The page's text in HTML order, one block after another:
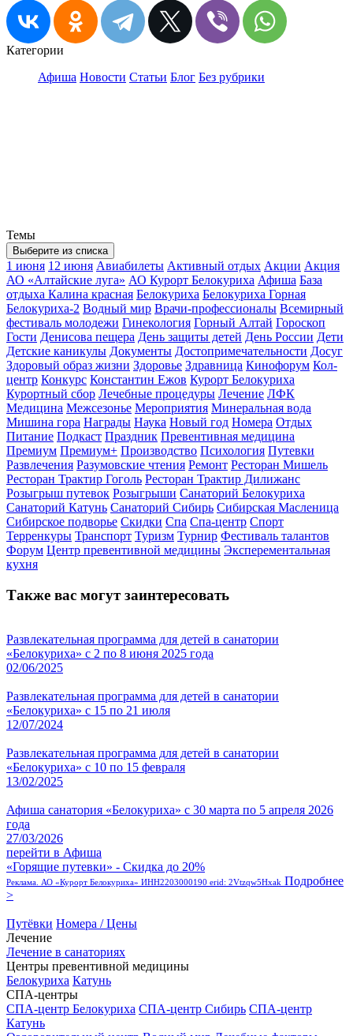
Категории
Афиша Новости Статьи Блог Без рубрики
Темы
Выберите из списка
1 июня 12 июня Авиабилеты Активный отдых Акции Акция
АО «Алтайские луга» АО Курорт Белокуриха Афиша База
отдыха Калина красная Белокуриха Белокуриха Горная
Белокуриха-2 Водный мир Врачи-профессионалы Всемирный
фестиваль молодежи Гинекология Горный Алтай Гороскоп
Гости Денисова пещера День защиты детей День России Дети
Детские каникулы Документы Достопримечательности Досуг
Здоровый образ жизни Здоровье Здравница Кинофорум Кол-
центр Конкурс Константин Ежов Курорт Белокуриха
Курортный сбор Лечебные процедуры Лечение ЛФК
Медицина Межсезонье Мероприятия Минеральная вода
Мишина гора Награды Наука Новый год Номера Отдых
Питание Подкаст Праздник Превентивная медицина
Премиум Премиум+ Производство Психология Путевки
Развлечения Разумовские чтения Ремонт Ресторан Мишель
Ресторан Трактир Гоголь Ресторан Трактир Дилижанс
Розыгрыш путевок Розыгрыши Санаторий Белокуриха
Санаторий Катунь Санаторий Сибирь Сибирская Масленица
Сибирское подворье Скидки Спа Спа-центр Спорт
Терренкуры Транспорт Туризм Турнир Фестиваль талантов
Форум Центр превентивной медицины Эксперементальная
кухня
Также вас могут заинтересовать
Развлекательная программа для детей в санатории
«Белокуриха» с 2 по 8 июня 2025 года
02/06/2025
Развлекательная программа для детей в санатории
«Белокуриха» с 15 по 21 июля
12/07/2024
Развлекательная программа для детей в санатории
«Белокуриха» с 10 по 15 февраля
13/02/2025
Афиша санатория «Белокуриха» с 30 марта по 5 апреля 2026
года
27/03/2026
перейти в Афиша
«Горящие путевки» - Скидка до 20%
Реклама. АО «Курорт Белокуриха» ИНН2203000190 erid: 2Vtzqw5Hxak Подробнее
>
Путёвки Номера / Цены
Лечение
Лечение в санаториях
Центры превентивной медицины
Белокуриха Катунь
СПА-центры
СПА-центр Белокуриха СПА-центр Сибирь СПА-центр
Катунь